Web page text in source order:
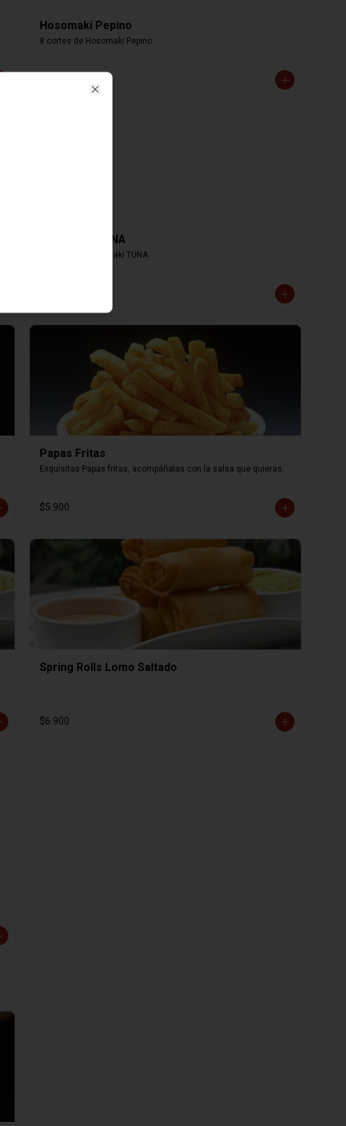
Hosomaki Pepino
8 cortes de Hosomaki Pepino
Hosomaki TUNA
8 cortes de Hosomaki TUNA
Papas Fritas
Exquisitas Papas fritas, acompáñalas con la salsa que quieras.
$5.900
Spring Rolls Lomo Saltado
$6.900